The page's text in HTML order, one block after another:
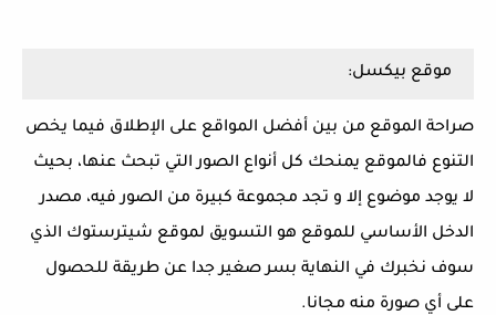
موقع بيكسل:
صراحة الموقع من بين أفضل المواقع على الإطلاق فيما يخص
التنوع فالموقع يمنحك كل أنواع الصور التي تبحث عنها، بحيث
لا يوجد موضوع إلا و تجد مجموعة كبيرة من الصور فيه، مصدر
الدخل الأساسي للموقع هو التسويق لموقع شيترستوك الذي
سوف نخبرك في النهاية بسر صغير جدا عن طريقة للحصول
على أي صورة منه مجانا.